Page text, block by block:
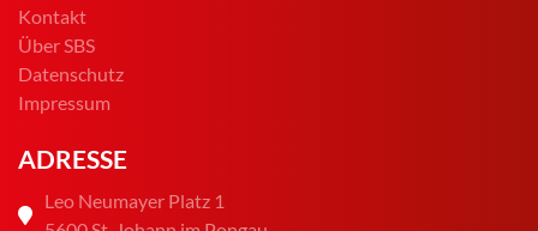
Kontakt
Über SBS
Datenschutz
Impressum
ADRESSE
Leo Neumayer Platz 1